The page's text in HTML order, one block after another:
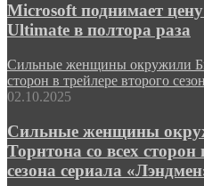
Microsoft поднимает
Ultimate в полтора раза
Сильные женщины окружили
сторон в трейлере второго
02.10.2025
Сильные женщины
Торнтона со всех сторон
сезона сериала